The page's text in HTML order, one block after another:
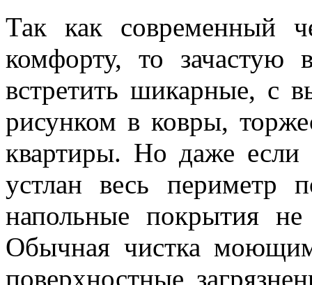
Так как современный
комфорту, то зачастую
встретить шикарные, с
рисунком в ковры,
квартиры. Но даже
устлан весь периметр
напольные покрытия
Обычная чистка
поверхностные